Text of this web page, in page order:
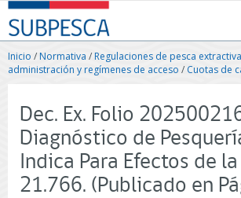
Contenido
principal
SUBPESCA
-
Subsecretaría
de
Acuicultura
-
Gobierno
de
Chile
Inicio /Normativa / Regulaciones de pesca extractiva
administración y regímenes de acceso / Cuotas de
Dec. Ex. Folio
Diagnóstico de
Indica Para Efectos de la
21.766. (Publicado en